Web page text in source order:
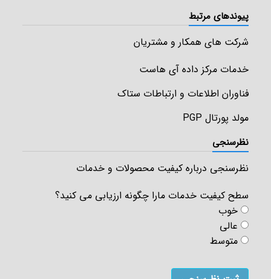
پیوندهای مرتبط
شرکت های همکار و مشتریان
خدمات مرکز داده آی هاست
فناوران اطلاعات و ارتباطات ستاک
مولد پورتال PGP
نظرسنجی
نظرسنجی درباره کیفیت محصولات و خدمات
سطح کیفیت خدمات مارا چگونه ارزیابی می کنید؟
خوب
عالی
متوسط